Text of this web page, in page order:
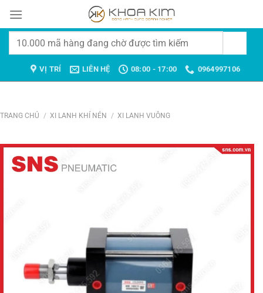
đến
Tìm
VỊ TRÍ LIÊN HỆ 08:00 - 17:00 0964997106
TRANG CHỦ / XI LANH KHÍ NÉN / XI LANH VUÔNG